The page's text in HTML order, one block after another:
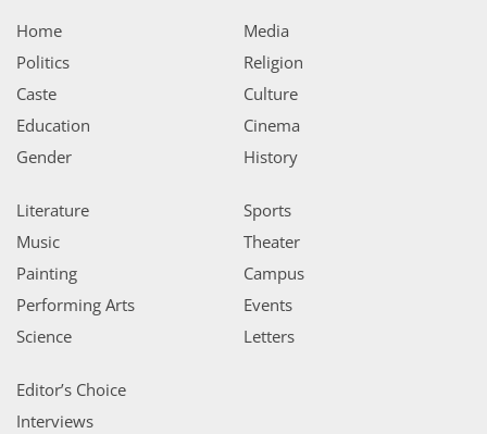
Home
Politics
Caste
Education
Gender
Media
Religion
Culture
Cinema
History
Literature
Music
Painting
Performing Arts
Science
Sports
Theater
Campus
Events
Letters
Editor’s Choice
Interviews